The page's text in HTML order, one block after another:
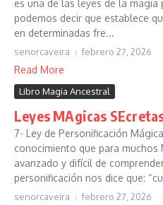
es una de las leyes de la magia
podemos decir que establece
en determinadas fre...
senorcaveira febrero 27, 2026
Read More
Libro Magia Ancestral
Leyes MAgicas
7- Ley de Personificación
conocimiento que para muchos
avanzado y difícil de
personificación nos dice que:
senorcaveira febrero 27, 2026